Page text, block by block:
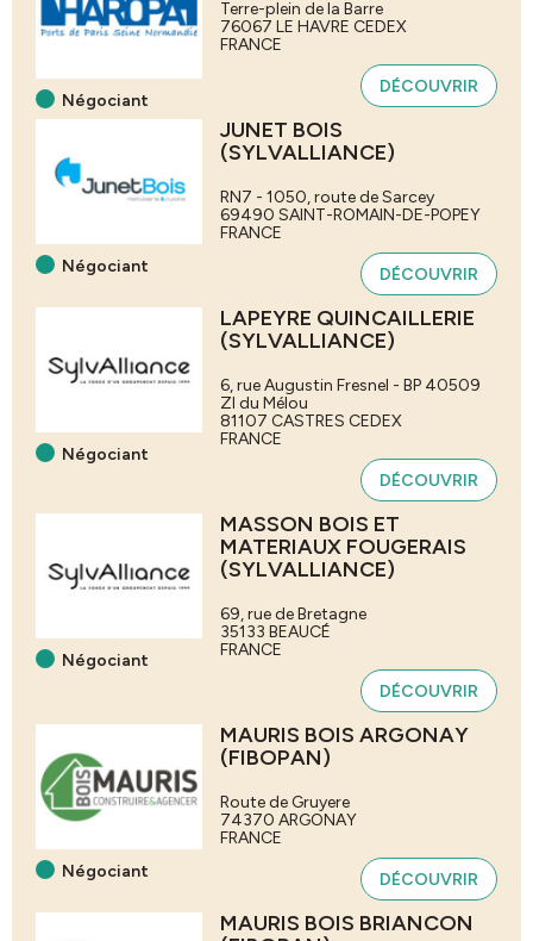
Négociant
Terre-plein de la Barre
76067 LE HAVRE CEDEX
FRANCE
DÉCOUVRIR
Négociant
JUNET BOIS
(SYLVALLIANCE)
RN7 - 1050, route de Sarcey
69490 SAINT-ROMAIN-DE-POPEY
FRANCE
DÉCOUVRIR
Négociant
LAPEYRE QUINCAILLERIE
(SYLVALLIANCE)
6, rue Augustin Fresnel - BP 40509
ZI du Mélou
81107 CASTRES CEDEX
FRANCE
DÉCOUVRIR
Négociant
MASSON BOIS ET
MATERIAUX FOUGERAIS
(SYLVALLIANCE)
69, rue de Bretagne
35133 BEAUCÉ
FRANCE
DÉCOUVRIR
Négociant
MAURIS BOIS ARGONAY
(FIBOPAN)
Route de Gruyere
74370 ARGONAY
FRANCE
DÉCOUVRIR
MAURIS BOIS BRIANCON